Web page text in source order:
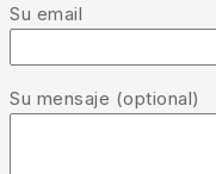
Su email
Su mensaje (optional)